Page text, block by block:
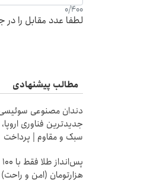
0/400
لطفا عدد مقابل را در
مطالب پیشنهادی
دندان مصنوعی
جدیدترین فناوری اروپا،
سبک و مقاوم | پرداخت
پس‌انداز طلا فقط با ۱۰۰
هزارتومان (امن و راحت)